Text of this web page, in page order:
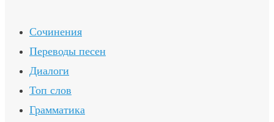
Сочинения
Переводы песен
Диалоги
Топ слов
Грамматика